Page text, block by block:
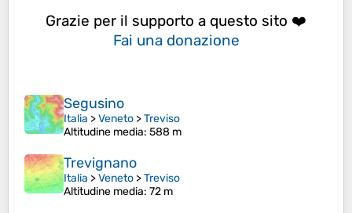
Grazie per il supporto a questo sito ❤️
Fai una donazione
Segusino
Italia >Veneto >Treviso
Altitudine media: 588 m
Trevignano
Italia >Veneto >Treviso
Altitudine media: 72 m